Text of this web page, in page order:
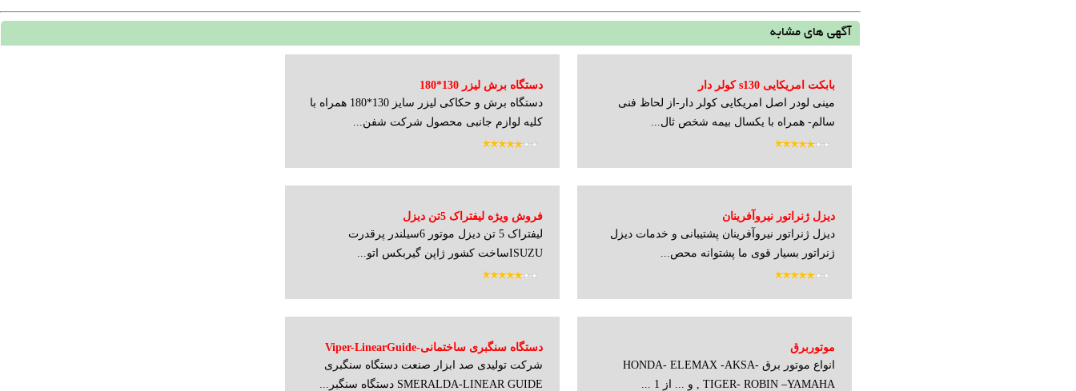
آگهی های مشابه
بابکت امریکایی s130 کولر دار
مینی لودر اصل امریکایی کولر دار-از لحاظ فنی
سالم- همراه با یکسال بیمه شخص ثال...
دستگاه برش لیزر 130*180
دستگاه برش و حکاکی لیزر سایز 130*180 همراه با
کلیه لوازم جانبی محصول شرکت شفن...
دیزل ژنراتور نیروآفرینان
دیزل ژنراتور نیروآفرینان پشتیبانی و خدمات دیزل
ژنراتور بسیار قوی ما پشتوانه محص...
فروش ویژه لیفتراک 5تن دیزل
لیفتراک 5 تن دیزل موتور 6سیلندر پرقدرت
ISUZUساخت کشور ژاپن گیربکس اتو...
موتوربرق
انواع موتور برق HONDA- ELEMAX -AKSA-
TIGER- ROBIN –YAMAHA , و ... از 1 ...
دستگاه سنگبری ساختمانیViper-LinearGuide-
200cm
شرکت تولیدی صد ابزار صنعت دستگاه سنگبری
SMERALDA-LINEAR GUIDE دستگاه سنگبر...